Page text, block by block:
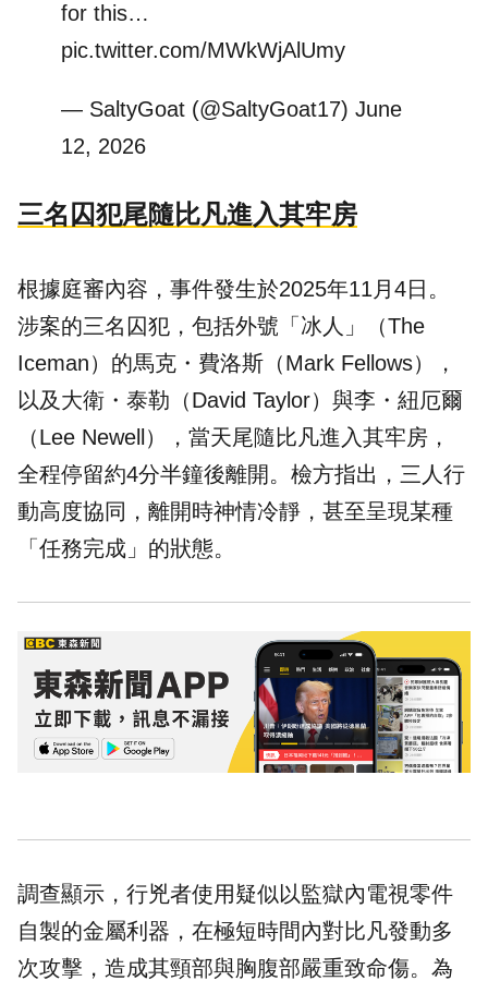
for this…
pic.twitter.com/MWkWjAlUmy
— SaltyGoat (@SaltyGoat17) June
12, 2026
三名囚犯尾隨比凡進入其牢房
根據庭審內容，事件發生於2025年11月4日。
涉案的三名囚犯，包括外號「冰人」（The
Iceman）的馬克・費洛斯（Mark Fellows），
以及大衛・泰勒（David Taylor）與李・紐厄爾
（Lee Newell），當天尾隨比凡進入其牢房，
全程停留約4分半鐘後離開。檢方指出，三人行
動高度協同，離開時神情冷靜，甚至呈現某種
「任務完成」的狀態。
調查顯示，行兇者使用疑似以監獄內電視零件
自製的金屬利器，在極短時間內對比凡發動多
次攻擊，造成其頸部與胸腹部嚴重致命傷。為